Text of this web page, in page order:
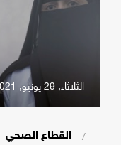
الثلاثاء, 29 يونيو, 2021
/ القطاع الصحي